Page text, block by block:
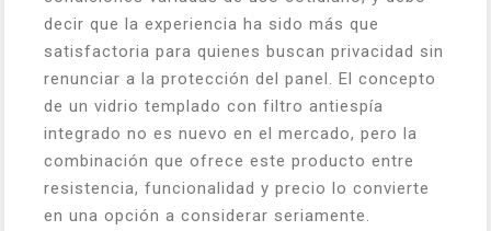
decir que la experiencia ha sido más que
satisfactoria para quienes buscan privacidad sin
renunciar a la protección del panel. El concepto
de un vidrio templado con filtro antiespía
integrado no es nuevo en el mercado, pero la
combinación que ofrece este producto entre
resistencia, funcionalidad y precio lo convierte
en una opción a considerar seriamente.